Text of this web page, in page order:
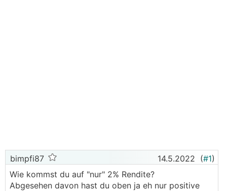
bimpfi87 14.5.2022 (#1)
Wie kommst du auf "nur" 2% Rendite?
Abgesehen davon hast du oben ja eh nur positive